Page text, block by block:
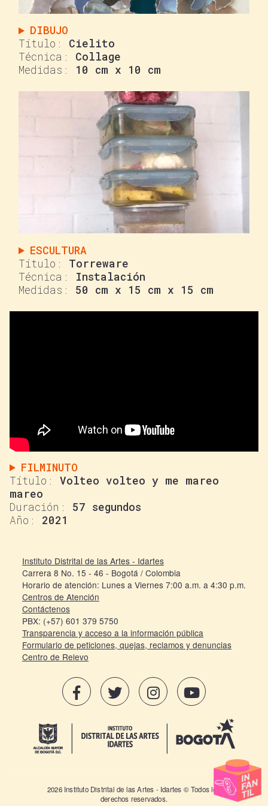
DIBUJO
Cielito
Collage
10 cm x 10 cm
ESCULTURA
Torreware
Instalación
50 cm x 15 cm x 15 cm
FILMINUTO
Volteo volteo y me mareo
mareo
57 segundos
2021
Instituto Distrital de las Artes - Idartes
Carrera 8 No. 15 - 46 - Bogotá / Colombia
Horario de atención: Lunes a Viernes 7:00 a.m. a 4:30 p.m.
Centros de Atención
Contáctenos
PBX: (+57) 601 379 5750
Transparencia y acceso a la información pública
Formulario de peticiones, quejas, reclamos y denuncias
Centro de Relevo
2026 Instituto Distrital de las Artes - Idartes © Todos los
derechos reservados.